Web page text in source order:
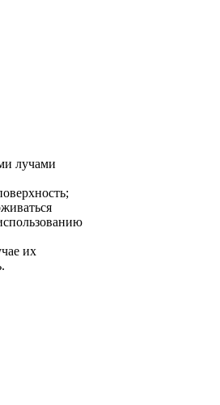
лучами
их